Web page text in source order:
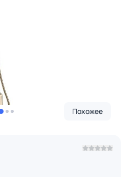
Похожее